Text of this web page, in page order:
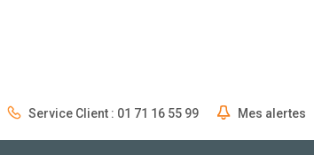
Service Client : 01 71 16 55 99 Mes alertes